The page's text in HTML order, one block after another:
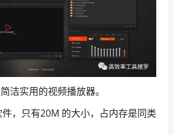
洁实用的视频播放器。
，只有20M 的大小，占内存是同类